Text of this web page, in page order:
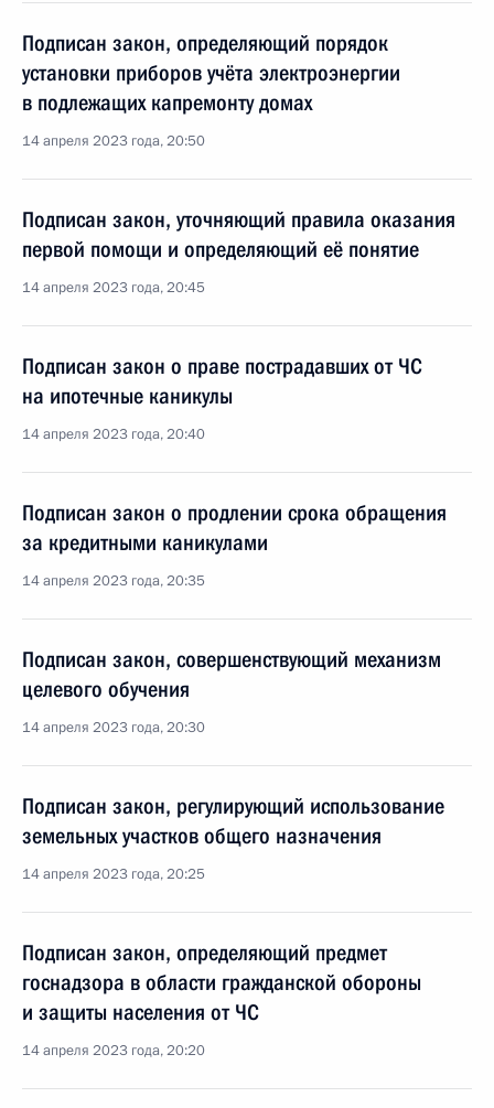
Подписан закон, определяющий порядок
установки приборов учёта электроэнергии
в подлежащих капремонту домах
14 апреля 2023 года, 20:50
Подписан закон, уточняющий правила оказания
первой помощи и определяющий её понятие
14 апреля 2023 года, 20:45
Подписан закон о праве пострадавших от ЧС
на ипотечные каникулы
14 апреля 2023 года, 20:40
Подписан закон о продлении срока обращения
за кредитными каникулами
14 апреля 2023 года, 20:35
Подписан закон, совершенствующий механизм
целевого обучения
14 апреля 2023 года, 20:30
Подписан закон, регулирующий использование
земельных участков общего назначения
14 апреля 2023 года, 20:25
Подписан закон, определяющий предмет
госнадзора в области гражданской обороны
и защиты населения от ЧС
14 апреля 2023 года, 20:20